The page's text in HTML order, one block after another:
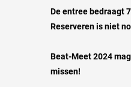
De entree bedraagt
Reserveren is niet
Beat-Meet 2024
missen!